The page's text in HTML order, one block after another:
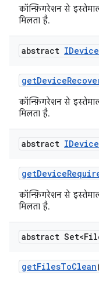
कॉन्फ़िगरेशन से
मिलता है.
abstract IDevice
getDevice
कॉन्फ़िगरेशन से
मिलता है.
abstract IDevice
getDevice
कॉन्फ़िगरेशन से
मिलता है.
abstract
getFilesToClean